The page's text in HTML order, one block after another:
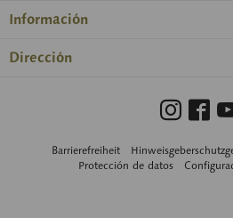
Información
Dirección
Barrierefreiheit
Protección de datos